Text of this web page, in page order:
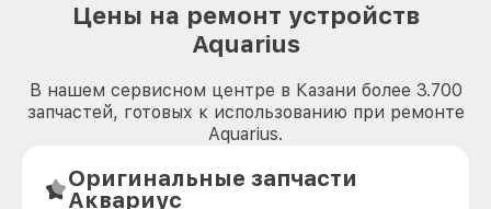
Цены на ремонт устройств
Aquarius
В нашем сервисном центре в Казани более 3.700
запчастей, готовых к использованию при ремонте
Aquarius.
Оригинальные запчасти
Аквариус